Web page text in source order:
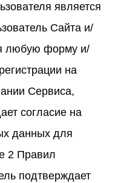
является
Сайта и/
любую форму и/
на
Сервиса,
согласие на
данных для
2 Правил
подтверждает